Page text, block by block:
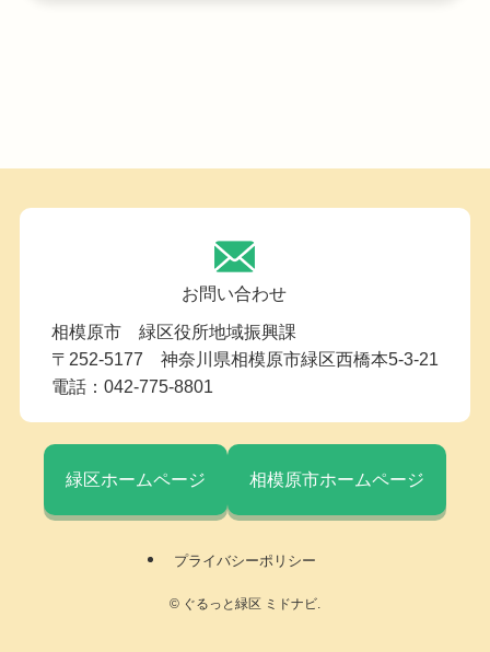
お問い合わせ
相模原市 緑区役所地域振興課
〒252-5177 神奈川県相模原市緑区西橋本5-3-21
電話：042-775-8801
緑区ホームページ 相模原市ホームページ
プライバシーポリシー
© ぐるっと緑区 ミドナビ.